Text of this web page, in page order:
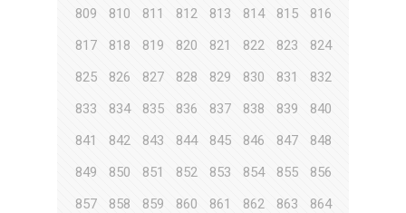
809
810 811 812 813 814 815
816
817
818 819 820 821 822 823
824
825
826 827 828 829 830 831
832
833
834 835 836 837 838 839
840
841
842 843 844 845 846 847
848
849
850 851 852 853 854 855
856
857
858 859 860 861 862 863
864